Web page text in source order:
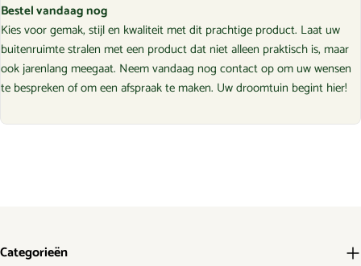
Bestel vandaag nog
Kies voor gemak, stijl en kwaliteit met dit prachtige product. Laat uw
buitenruimte stralen met een product dat niet alleen praktisch is, maar
ook jarenlang meegaat. Neem vandaag nog contact op om uw wensen
te bespreken of om een afspraak te maken. Uw droomtuin begint hier!
Categorieën